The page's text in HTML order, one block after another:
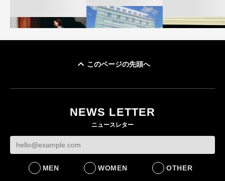
ケットなど7型を発売
FASHION
FASHION
BUSINESS
このページの先頭へ
NEWS LETTER
ニュースレター
MEN WOMEN OTHER